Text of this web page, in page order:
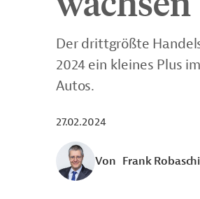
Der drittgrößte
2024 ein kleines Plus
Autos.
27.02.2024
Von Frank